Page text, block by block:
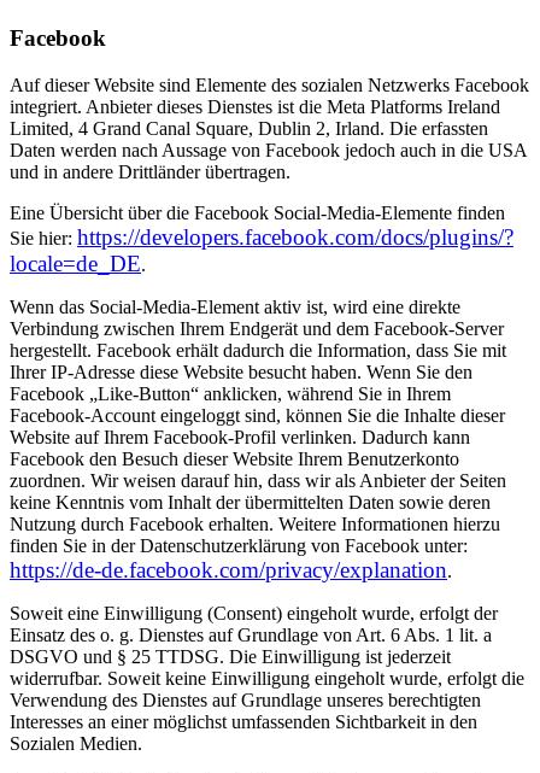
Facebook
Auf dieser Website sind Elemente des sozialen Netzwerks Facebook
integriert. Anbieter dieses Dienstes ist die Meta Platforms Ireland
Limited, 4 Grand Canal Square, Dublin 2, Irland. Die erfassten
Daten werden nach Aussage von Facebook jedoch auch in die USA
und in andere Drittländer übertragen.
Eine Übersicht über die Facebook Social-Media-Elemente finden
Sie hier: https://developers.facebook.com/docs/plugins/?
locale=de_DE.
Wenn das Social-Media-Element aktiv ist, wird eine direkte
Verbindung zwischen Ihrem Endgerät und dem Facebook-Server
hergestellt. Facebook erhält dadurch die Information, dass Sie mit
Ihrer IP-Adresse diese Website besucht haben. Wenn Sie den
Facebook „Like-Button“ anklicken, während Sie in Ihrem
Facebook-Account eingeloggt sind, können Sie die Inhalte dieser
Website auf Ihrem Facebook-Profil verlinken. Dadurch kann
Facebook den Besuch dieser Website Ihrem Benutzerkonto
zuordnen. Wir weisen darauf hin, dass wir als Anbieter der Seiten
keine Kenntnis vom Inhalt der übermittelten Daten sowie deren
Nutzung durch Facebook erhalten. Weitere Informationen hierzu
finden Sie in der Datenschutzerklärung von Facebook unter:
https://de-de.facebook.com/privacy/explanation.
Soweit eine Einwilligung (Consent) eingeholt wurde, erfolgt der
Einsatz des o. g. Dienstes auf Grundlage von Art. 6 Abs. 1 lit. a
DSGVO und § 25 TTDSG. Die Einwilligung ist jederzeit
widerrufbar. Soweit keine Einwilligung eingeholt wurde, erfolgt die
Verwendung des Dienstes auf Grundlage unseres berechtigten
Interesses an einer möglichst umfassenden Sichtbarkeit in den
Sozialen Medien.